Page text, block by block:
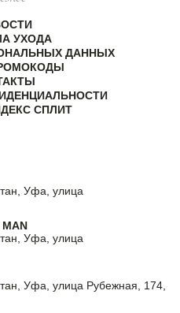
УХОДА
ДАННЫХ
СПЛИТ
Уфа, улица
MAN
Уфа, улица
Уфа, улица Рубежная, 174,